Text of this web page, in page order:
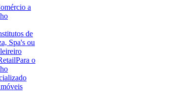
a
de
Spa's ou
Para o